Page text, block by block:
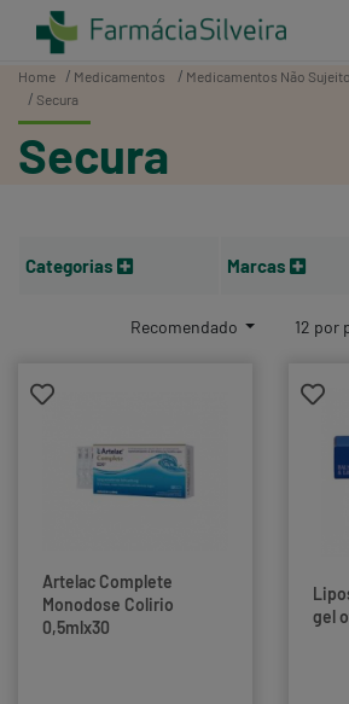
Home Medicamentos Medicamentos Não
Secura
Secura
Categorias Marcas
Recomendado 12 por
Artelac Complete
Monodose Colirio
0,5mlx30
gel